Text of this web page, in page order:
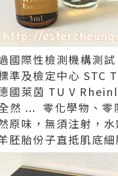
國際性檢測機構測試
標準及檢定中心
國萊茵 TU V
然 ... 零化學物、零
原味，無須注射，
胚胎份子直抵肌底